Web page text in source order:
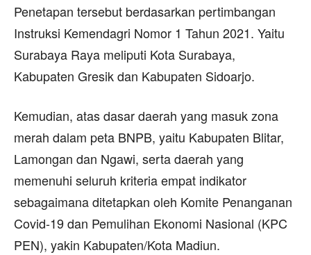
Penetapan tersebut berdasarkan pertimbangan
Instruksi Kemendagri Nomor 1 Tahun 2021. Yaitu
Surabaya Raya meliputi Kota Surabaya,
Kabupaten Gresik dan Kabupaten Sidoarjo.
Kemudian, atas dasar daerah yang masuk zona
merah dalam peta BNPB, yaitu Kabupaten Blitar,
Lamongan dan Ngawi, serta daerah yang
memenuhi seluruh kriteria empat indikator
sebagaimana ditetapkan oleh Komite Penanganan
Covid-19 dan Pemulihan Ekonomi Nasional (KPC
PEN), yakin Kabupaten/Kota Madiun.